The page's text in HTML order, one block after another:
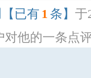
【已有 1 条】 于
对他的一条点